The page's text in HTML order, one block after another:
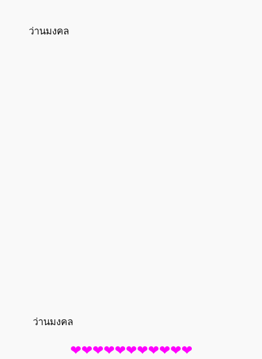
ว่านมงคล
ว่านมงคล
❤❤❤❤❤❤❤❤❤❤❤